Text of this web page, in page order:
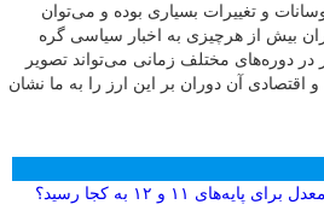
و تغییرات بسیاری بوده و می‌توان
بیش از هرچیزی به اخبار سیاسی گره
دوره‌های مختلف زمانی می‌تواند تصویر
اقتصادی آن دوران بر این ارز را به ما نشان